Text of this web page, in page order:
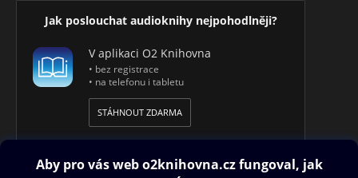
Jak poslouchat audioknihy nejpohodlněji?
V aplikaci O2 Knihovna
• bez registrace
• na telefonu i tabletu
STÁHNOUT ZDARMA